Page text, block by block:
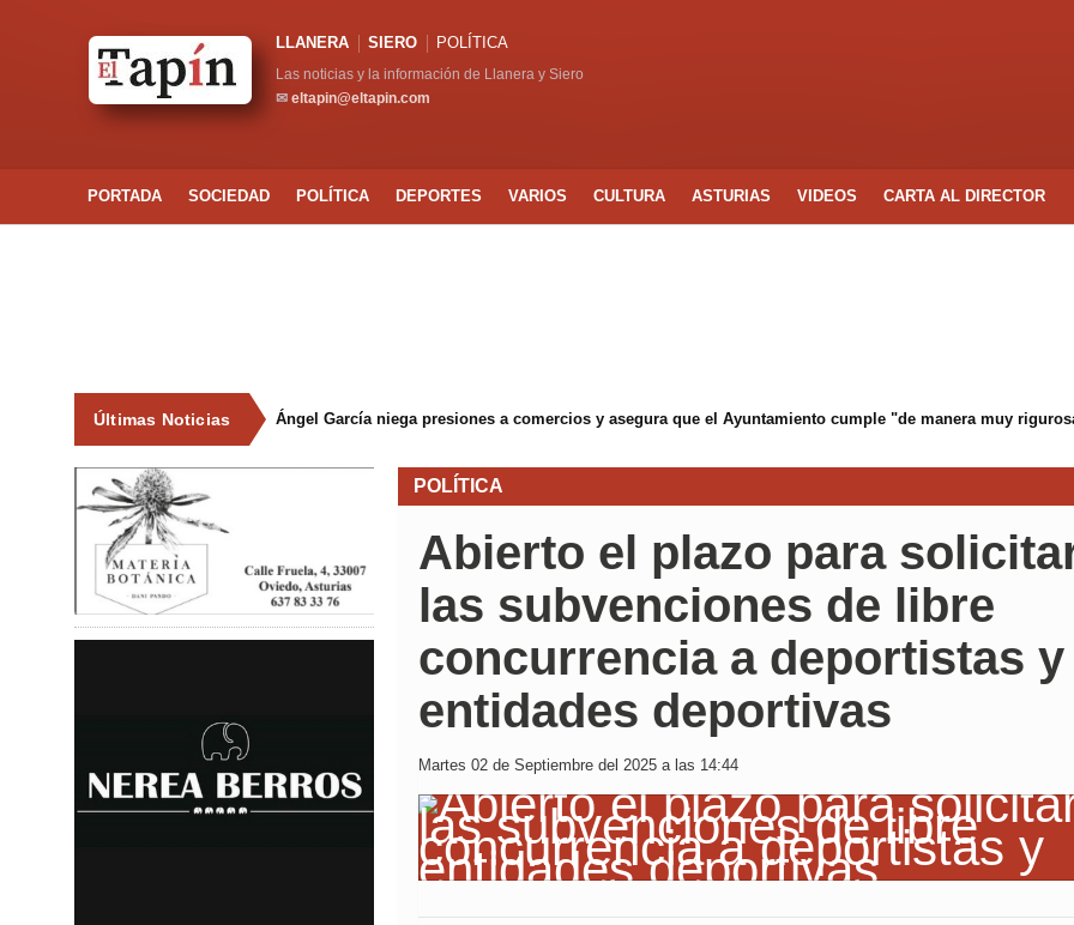
LLANERA SIERO POLÍTICA
Las noticias y la información de Llanera y Siero
✉ eltapin@eltapin.com
PORTADA SOCIEDAD POLÍTICA DEPORTES VARIOS CULTURA ASTURIAS VIDEOS CARTA AL DIRECTOR
Últimas Noticias Ángel García niega presiones a comercios y asegura que el Ayuntamiento cumple "de manera muy
POLÍTICA
Abierto el plazo para
las subvenciones de libre
concurrencia a deportistas y
entidades deportivas
Martes 02 de Septiembre del 2025 a las 14:44